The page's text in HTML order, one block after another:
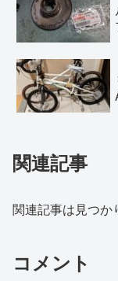
関連記事
関連記事は見つか
コメント